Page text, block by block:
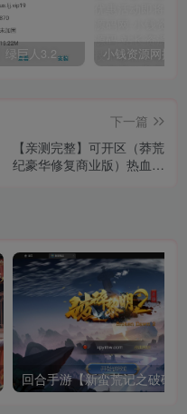
【教程】绿巨人3.2破解详细教学
下一篇
【亲测完整】可开区（莽荒
纪豪华修复商业版）热血传